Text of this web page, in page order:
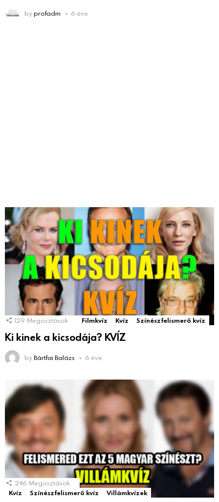
byprofadm 6 éve
129 Megosztások Filmkvíz Kvíz Színészfelismerő kvíz
Ki kinek a kicsodája? KVÍZ
byBártfai Balázs 6 éve
246 Megosztások
Kvíz
Színészfelismerő kvíz Villámkvízek